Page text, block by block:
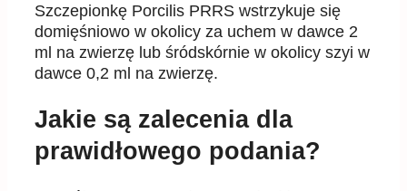
Szczepionkę Porcilis PRRS wstrzykuje się
domięśniowo w okolicy za uchem w dawce 2
ml na zwierzę lub śródskórnie w okolicy szyi w
dawce 0,2 ml na zwierzę.
Jakie są zalecenia dla
prawidłowego podania?